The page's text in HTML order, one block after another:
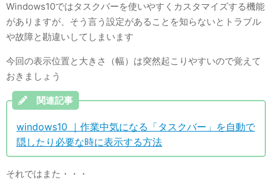
Windows10ではタスクバーを使いやすくカスタマイズする機能
がありますが、そう言う設定があることを知らないとトラブル
や故障と勘違いしてしまいます
今回の表示位置と大きさ（幅）は突然起こりやすいので覚えて
おきましょう
関連記事
windows10 ｜作業中気になる「タスクバー」を自動で
隠したり必要な時に表示する方法
それではまた・・・